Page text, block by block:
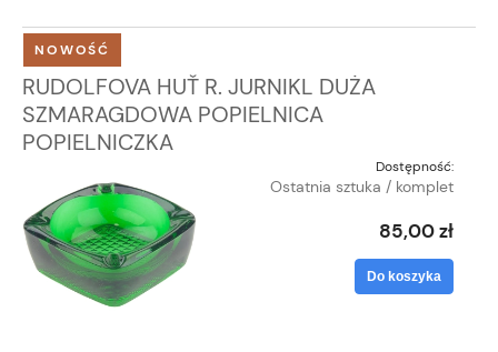
RUDOLFOVA HUŤ R. JURNIKL DUŻA
SZMARAGDOWA POPIELNICA
POPIELNICZKA
Dostępność:
Ostatnia sztuka / komplet
85,00 zł
Do koszyka
NOWOŚĆ